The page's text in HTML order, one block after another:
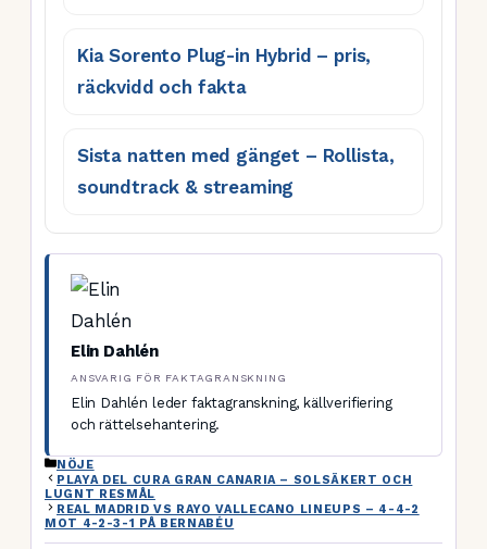
Kia Sorento Plug-in Hybrid – pris,
räckvidd och fakta
Sista natten med gänget – Rollista,
soundtrack & streaming
Elin Dahlén
ANSVARIG FÖR FAKTAGRANSKNING
Elin Dahlén leder faktagranskning, källverifiering
och rättelsehantering.
KATEGORIER
NÖJE
PLAYA DEL CURA GRAN CANARIA – SOLSÄKERT OCH
LUGNT RESMÅL
REAL MADRID VS RAYO VALLECANO LINEUPS – 4-4-2
MOT 4-2-3-1 PÅ BERNABÉU